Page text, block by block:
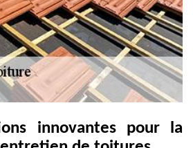
innovantes pour la